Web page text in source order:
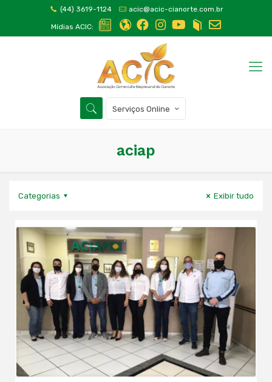
(44) 3619-1124 acic@acic-cianorte.com.br
Mídias ACIC:
Serviços Online
aciap
Categorias Exibir tudo